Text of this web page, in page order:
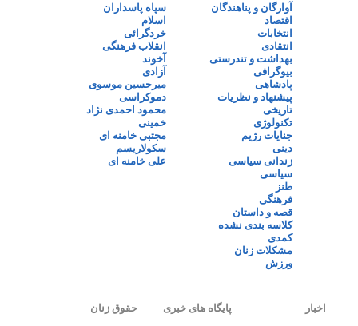
آوارگان و پناهندگان
اقتصاد
انتخابات
انتقادی
بهداشت و تندرستی
بیوگرافی
پادشاهی
پیشنهاد و نظریات
تاریخی
تکنولوژی
جنایات رژیم
دینی
زندانی سیاسی
سیاسی
طنز
فرهنگی
قصه و داستان
کلاسه بندی نشده
کمدی
مشکلات زنان
ورزش
سپاه پاسداران
اسلام
خردگرائی
انقلاب فرهنگی
آخوند
آزادی
میرحسین موسوی
دموکراسی
محمود احمدی نژاد
خمینی
مجتبی خامنه ای
سکولاریسم
علی خامنه ای
اخبار پایگاه های خبری حقوق زنان